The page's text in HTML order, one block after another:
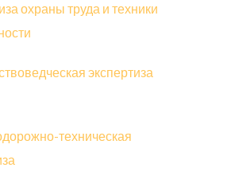
охраны труда и техники
экспертиза
техническая